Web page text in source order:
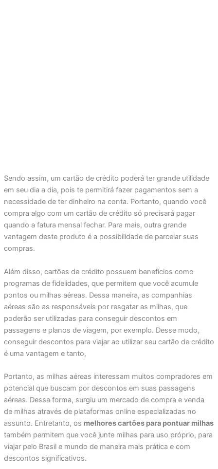
Sendo assim, um cartão de crédito poderá ter grande utilidade
em seu dia a dia, pois te permitirá fazer pagamentos sem a
necessidade de ter dinheiro na conta. Portanto, quando você
compra algo com um cartão de crédito só precisará pagar
quando a fatura mensal fechar. Para mais, outra grande
vantagem deste produto é a possibilidade de parcelar suas
compras.
Além disso, cartões de crédito possuem benefícios como
programas de fidelidades, que permitem que você acumule
pontos ou milhas aéreas. Dessa maneira, as companhias
aéreas são as responsáveis por resgatar as milhas, que
poderão ser utilizadas para conseguir descontos em
passagens e planos de viagem, por exemplo. Desse modo,
conseguir descontos para viajar ao utilizar seu cartão de crédito
é uma vantagem e tanto,
Portanto, as milhas aéreas interessam muitos compradores em
potencial que buscam por descontos em suas passagens
aéreas. Dessa forma, surgiu um mercado de compra e venda
de milhas através de plataformas online especializadas no
assunto. Entretanto, os melhores cartões para pontuar milhas
também permitem que você junte milhas para uso próprio, para
viajar pelo Brasil e mundo de maneira mais prática e com
descontos significativos.